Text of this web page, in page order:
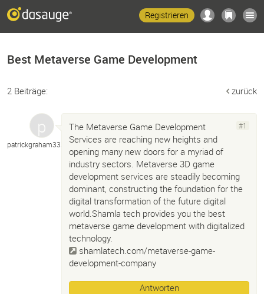
Registrieren
Best Metaverse Game Development
2 Beiträge: zurück
patrickgraham333
#1
The Metaverse Game Development
Services are reaching new heights and
opening many new doors for a myriad of
industry sectors. Metaverse 3D game
development services are steadily becoming
dominant, constructing the foundation for the
digital transformation of the future digital
world.Shamla tech provides you the best
metaverse game development with digitalized
technology.
shamlatech.com/metaverse-game-
development-company
Antworten